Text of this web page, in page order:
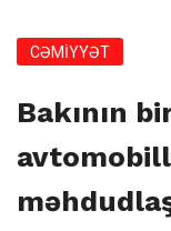
CƏMİYYƏT
Bakının